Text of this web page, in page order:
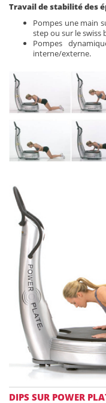
Travail de stabilité des
Pompes une main
step ou sur le swiss
Pompes
interne/externe.
DIPS SUR POWER